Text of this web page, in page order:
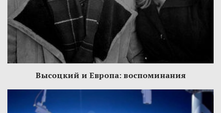
Высоцкий и Европа: воспоминания